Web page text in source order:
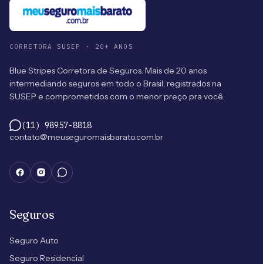
CORRETORA SUSEP · 20+ ANOS
Blue Stripes Corretora de Seguros. Mais de 20 anos
intermediando seguros em todo o Brasil, registrados na
SUSEP e comprometidos com o menor preço pra você.
(11) 98957-8818
contato@meuseguromaisbarato.com.br
Seguros
Seguro Auto
Seguro Residencial